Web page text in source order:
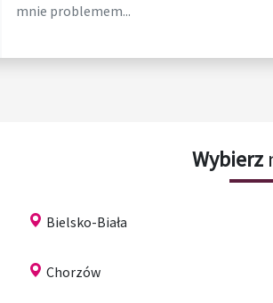
mnie problemem...
Wybierz
Bielsko-Biała
Chorzów